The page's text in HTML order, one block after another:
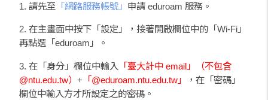
1. 請先至 「網路服務帳號」 申請 eduroam 服務。
2. 在主畫面中按下「設定」，接著開啟欄位中的「Wi-Fi」
再點選「eduroam」。
3. 在「身分」欄位中輸入
「臺大計中 email」（不包含
@ntu.edu.tw）+ 「@eduroam.ntu.edu.tw」
，在「密碼」
欄位中輸入方才所設定之的密碼。